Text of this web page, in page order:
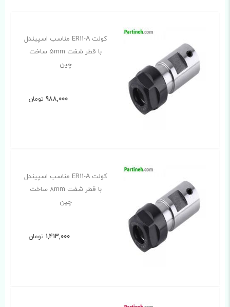
کولت ER11-A مناسب اسپیندل
با قطر شفت 5mm ساخت
چین
988,000 تومان
کولت ER11-A مناسب اسپیندل
با قطر شفت 8mm ساخت
چین
1,413,000 تومان